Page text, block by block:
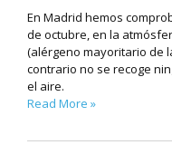
En Madrid hemos
de octubre, en la
(alérgeno mayoritario de
contrario no se recoge
el aire.
Read More »